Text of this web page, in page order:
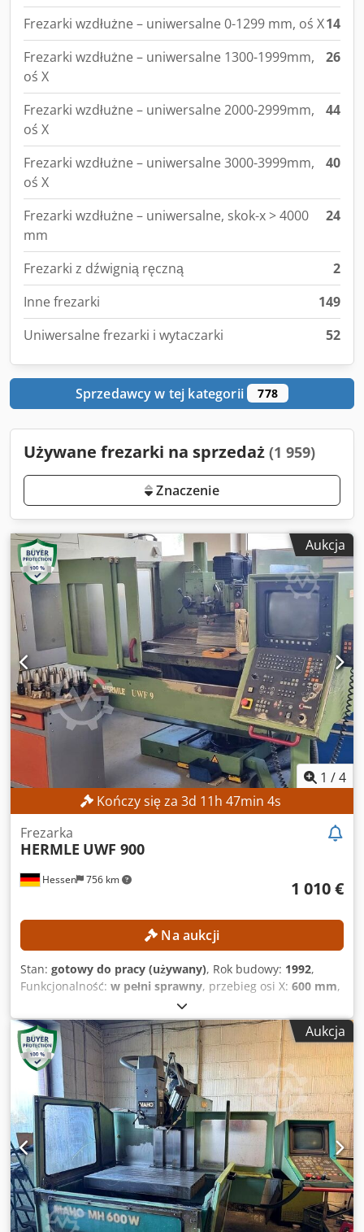
Frezarki wzdłużne – uniwersalne 0-1299 mm, oś X14
Frezarki wzdłużne – uniwersalne 1300-1999mm,
oś X
26
Frezarki wzdłużne – uniwersalne 2000-2999mm,
oś X
44
Frezarki wzdłużne – uniwersalne 3000-3999mm,
oś X
40
Frezarki wzdłużne – uniwersalne, skok-x > 4000
mm
24
Frezarki z dźwignią ręczną
2
Inne frezarki
149
Uniwersalne frezarki i wytaczarki
52
Sprzedawcy w tej kategorii 778
Używane frezarki na sprzedaż (1 959)
Znaczenie
Aukcja
1 /4
Kończy się za 3d 11h 47min 2s
Hessen 756 km
Frezarka
HERMLE UWF 900
1 010 €
Na aukcji
Stan: gotowy do pracy (używany), Rok budowy: 1992,
Funkcjonalność: w pełni sprawny, przebieg osi X: 600 mm,
, przesuw osi Z:
wrzeciona (maks.):4 000 obr./min, model sterownika:
Heidenhain 407, Brak ceny minimalnej – gwarantowana
sprzedaż po najwyższej ofercie! DANE TECHNICZNE Skok
osi X: 600 mm Skok osi Y: 400 mm Dedpfx Aezpxfhjm Rekr
Skok osi Z: 420 mm Maksymalna prędkość obrotowa
wrzeciona: 4000 obr./min Uchwyt narzędziowy: SK 40
Odległość wrzeciona od stołu: 127–567 mm Średnica
wrzeciona w przednim łożysku: 55 mm DANE DOTYCZĄCE
MASZYNY Sterowanie: Heidenhain 407 WYPOSAŻENIE Koło
ręczne Złącze sieciowe
Aukcja